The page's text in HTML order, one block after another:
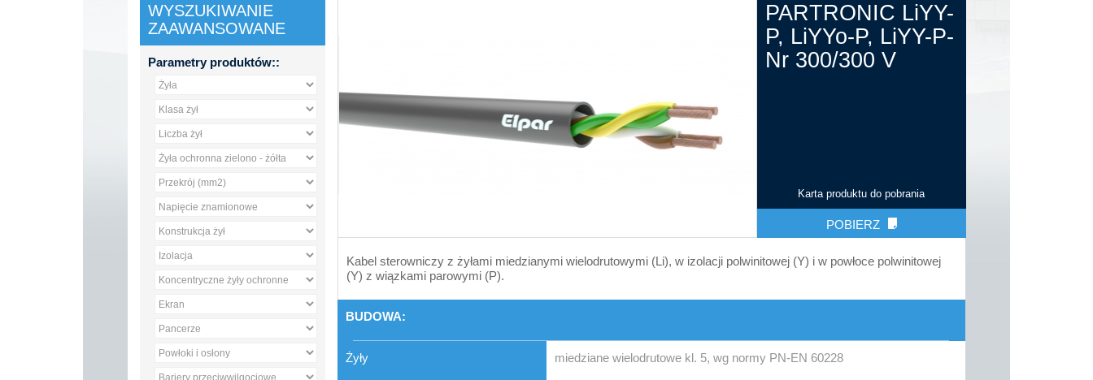
WYSZUKIWANIE
ZAAWANSOWANE
Parametry produktów::
PARTRONIC LiYY-
P, LiYYo-P, LiYY-P-
Nr 300/300 V
Karta produktu do pobrania
POBIERZ
Kabel sterowniczy z żyłami miedzianymi wielodrutowymi (Li), w izolacji polwinitowej (Y) i w powłoce polwinitowej
(Y) z wiązkami parowymi (P).
BUDOWA:
Żyły miedziane wielodrutowe kl. 5, wg normy PN-EN 60228